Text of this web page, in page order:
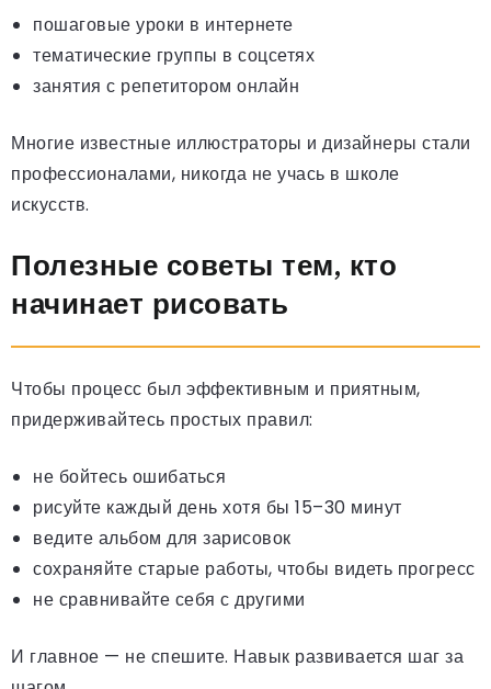
пошаговые уроки в интернете
тематические группы в соцсетях
занятия с репетитором онлайн
Многие известные иллюстраторы и дизайнеры стали
профессионалами, никогда не учась в школе
искусств.
Полезные советы тем, кто
начинает рисовать
Чтобы процесс был эффективным и приятным,
придерживайтесь простых правил:
не бойтесь ошибаться
рисуйте каждый день хотя бы 15–30 минут
ведите альбом для зарисовок
сохраняйте старые работы, чтобы видеть прогресс
не сравнивайте себя с другими
И главное — не спешите. Навык развивается шаг за